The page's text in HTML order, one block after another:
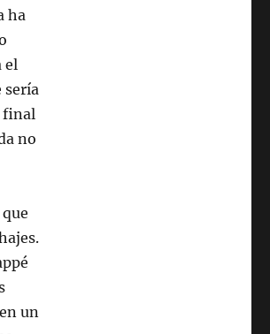
ha
el
sería
final
no
un